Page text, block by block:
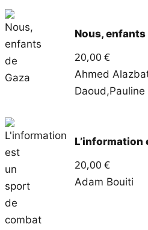
Nous, enfants
20,00 €
Ahmed
Daoud,Pauline
L’information
20,00 €
Adam Bouiti